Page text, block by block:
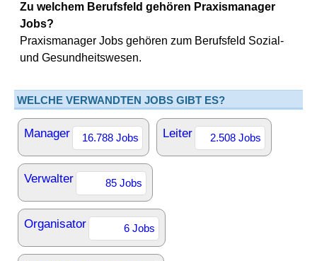
Zu welchem Berufsfeld gehören Praxismanager
Jobs?
Praxismanager Jobs gehören zum Berufsfeld Sozial-
und Gesundheitswesen.
WELCHE VERWANDTEN JOBS GIBT ES?
Manager 16.788 Jobs Leiter 2.508 Jobs
Verwalter 85 Jobs
Organisator 6 Jobs